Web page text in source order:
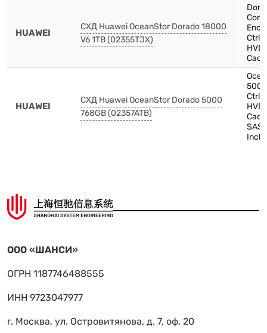
HUAWEI
СХД Huawei OceanStor Dorado 18000
V6 1TB (02355TJX)
HUAWEI
СХД Huawei OceanStor Dorado 5000
768GB (02357ATB)
ООО «ШАНСИ»
ОГРН 1187746488555
ИНН 9723047977
г. Москва, ул. Островитянова, д. 7, оф. 20